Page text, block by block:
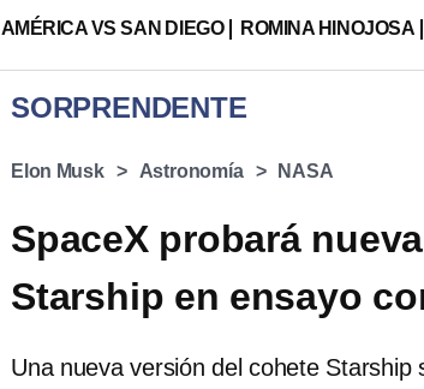
AMÉRICA VS SAN DIEGO ROMINA HINOJOSA
SORPRENDENTE
Elon Musk Astronomía NASA
SpaceX probará
Starship en ensayo
Una nueva versión del cohete